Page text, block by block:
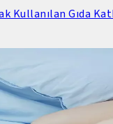
Kullanılan Gıda